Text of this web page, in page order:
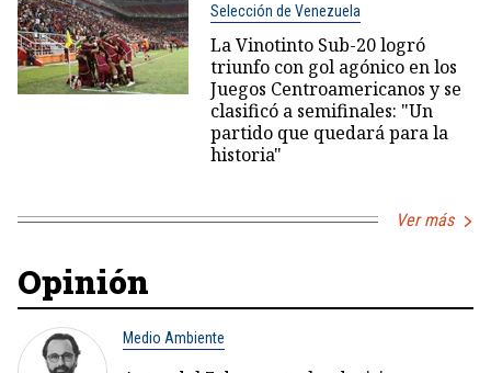
Selección de Venezuela
La Vinotinto Sub-20 logró
triunfo con gol agónico en los
Juegos Centroamericanos y se
clasificó a semifinales: "Un
partido que quedará para la
historia"
Ver más
Opinión
Medio Ambiente